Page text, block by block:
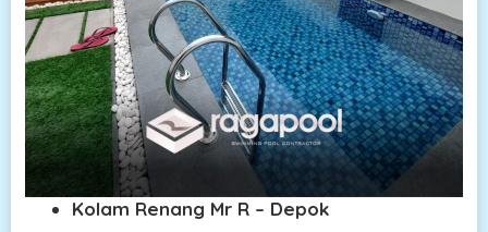
Kolam Renang Mr R – Depok